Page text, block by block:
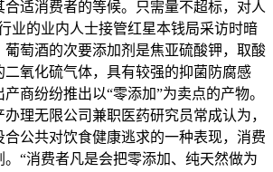
适消费者的等候。只需量不超标，对人
业的业内人士接管红星本钱局采访时暗
葡萄酒的次要添加剂是焦亚硫酸钾，取酸
二氧化硫气体，具有较强的抑菌防腐感
商纷纷推出以“零添加”为卖点的产物。
理无限公司兼职医药研究员常成认为，
公共对饮食健康逃求的一种表现，消费
“消费者凡是会把零添加、纯天然做为